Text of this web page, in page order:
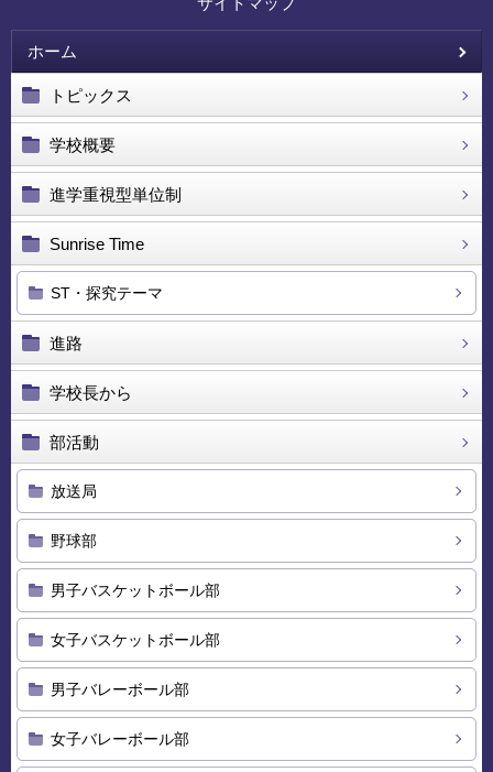
ホーム
トピックス
学校概要
進学重視型単位制
Sunrise Time
ST・探究テーマ
進路
学校長から
部活動
放送局
野球部
男子バスケットボール部
女子バスケットボール部
男子バレーボール部
女子バレーボール部